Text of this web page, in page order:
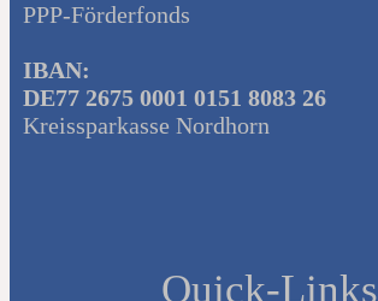
PPP-Förderfonds
IBAN:
DE77 2675 0001 0151 8083 26
Kreissparkasse Nordhorn
Quick-Links